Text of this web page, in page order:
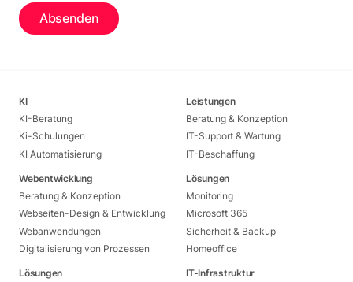
Absenden
KI
KI-Beratung
Ki-Schulungen
KI Automatisierung
Webentwicklung
Beratung & Konzeption
Webseiten-Design & Entwicklung
Webanwendungen
Digitalisierung von Prozessen
Lösungen
Leistungen
Beratung & Konzeption
IT-Support & Wartung
IT-Beschaffung
Lösungen
Monitoring
Microsoft 365
Sicherheit & Backup
Homeoffice
IT-Infrastruktur